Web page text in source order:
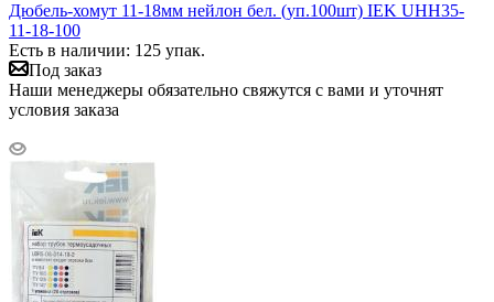
Дюбель-хомут 11-18мм нейлон бел. (уп.100шт) IEK UHH35-
11-18-100
Есть в наличии: 125 упак.
Под заказ
Наши менеджеры обязательно свяжутся с вами и уточнят
условия заказа